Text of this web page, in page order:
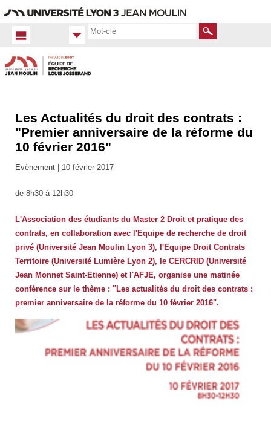
Rechercher
Accueil
Actualités
les actus
Les Actualités du droit des contrats :
"Premier anniversaire de la réforme du
10 février 2016"
Evènement | 10 février 2017
de 8h30 à 12h30
L'Association des étudiants du Master 2 Droit et pratique des
contrats, en collaboration avec l'Equipe de recherche de droit
privé (Université Jean Moulin Lyon 3), l'Equipe Droit Contrats
Territoire (Université Lumière Lyon 2), le CERCRID (Université
Jean Monnet Saint-Etienne) et l'AFJE, organise une matinée
conférence sur le thème : "Les actualités du droit des contrats :
premier anniversaire de la réforme du 10 février 2016".